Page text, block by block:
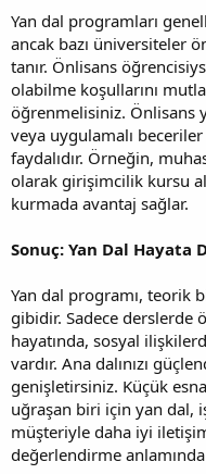
Yan dal programları
ancak bazı üniversiteler
tanır. Önlisans
olabilme koşullarını
öğrenmelisiniz. Önlisans
veya uygulamalı
faydalıdır. Örneğin,
olarak girişimcilik kursu
kurmada avantaj sağlar.
Sonuç: Yan Dal Hayata
Yan dal programı, teorik
gibidir. Sadece
hayatında, sosyal
vardır. Ana dalınızı
genişletirsiniz. Küçük
uğraşan biri için yan dal,
müşteriyle daha iyi
değerlendirme